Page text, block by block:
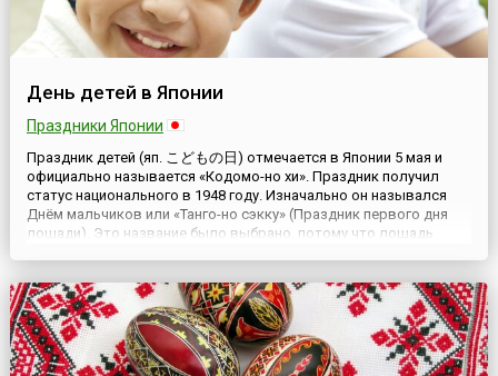
День детей в Японии
Праздники Японии
Праздник детей (яп. こどもの日) отмечается в Японии 5 мая и
официально называется «Кодомо-но хи». Праздник получил
статус национального в 1948 году. Изначально он назывался
Днём мальчиков или «Танго-но сэкку» (Праздник первого дня
лошади). Это название было выбрано, потому что лошадь
достойным ...